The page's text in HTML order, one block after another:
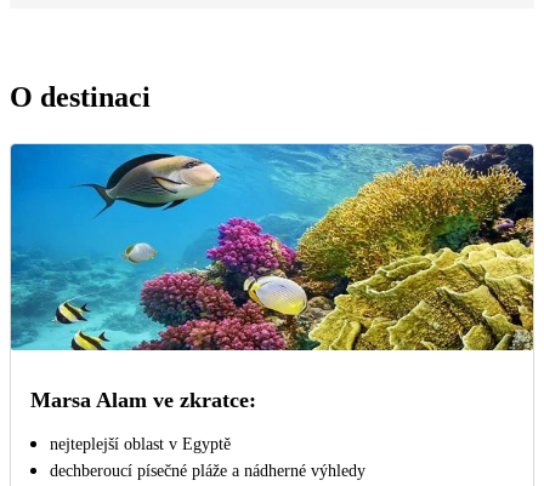
O destinaci
Marsa Alam ve zkratce:
nejteplejší oblast v Egyptě
dechberoucí písečné pláže a nádherné výhledy